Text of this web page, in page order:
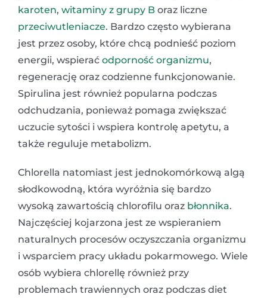
karoten, witaminy z grupy B oraz liczne
przeciwutleniacze. Bardzo często wybierana
jest przez osoby, które chcą podnieść poziom
energii, wspierać odporność organizmu,
regenerację oraz codzienne funkcjonowanie.
Spirulina jest również popularna podczas
odchudzania, ponieważ pomaga zwiększać
uczucie sytości i wspiera kontrolę apetytu, a
także reguluje metabolizm.
Chlorella natomiast jest jednokomórkową algą
słodkowodną, która wyróżnia się bardzo
wysoką zawartością chlorofilu oraz błonnika.
Najczęściej kojarzona jest ze wspieraniem
naturalnych procesów oczyszczania organizmu
i wsparciem pracy układu pokarmowego. Wiele
osób wybiera chlorellę również przy
problemach trawiennych oraz podczas diet